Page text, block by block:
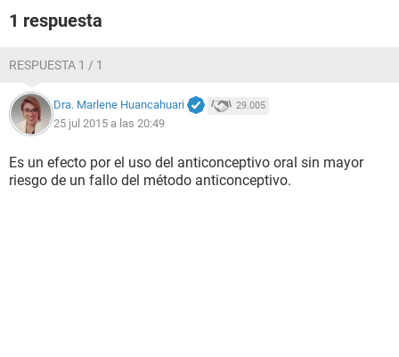
1 respuesta
RESPUESTA 1 / 1
Dra. Marlene Huancahuari 29.005
25 jul 2015 a las 20:49
Es un efecto por el uso del anticonceptivo oral sin mayor
riesgo de un fallo del método anticonceptivo.